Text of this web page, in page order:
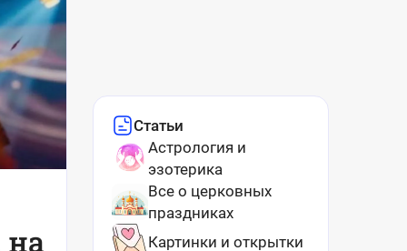
на
Статьи
Астрология и
эзотерика
Все о церковных
праздниках
Картинки и открытки